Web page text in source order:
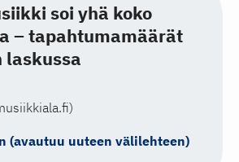
soi yhä koko
– tapahtumamäärät
(avautuu uuteen välilehteen)